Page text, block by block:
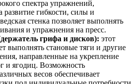
спектра упражнений,
развитие гибкости, силы и
стенка позволяет выполнять
и упражнения на пресс.
грифа и дисков): этот
выполнять становые тяги и другие
направленные на укрепление
ягодиц. Возможность
весов обеспечивает